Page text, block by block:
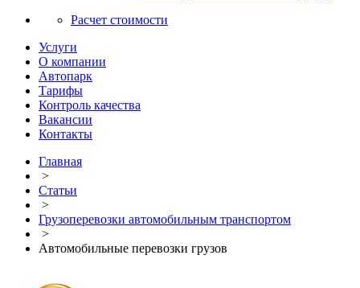
Расчет стоимости
Услуги
О компании
Автопарк
Тарифы
Контроль качества
Вакансии
Контакты
Главная
>
Статьи
>
Грузоперевозки автомобильным транспортом
>
Автомобильные перевозки грузов